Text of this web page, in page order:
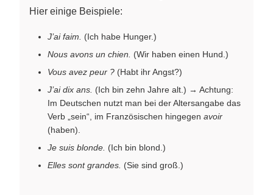
Hier einige Beispiele:
J’ai faim.
(Ich habe Hunger.)
Nous avons un chien.
(Wir haben einen Hund.)
Vous avez peur ? (Habt ihr Angst?)
J’ai dix ans. (Ich bin zehn Jahre alt.) → Achtung:
Im Deutschen nutzt man bei der Altersangabe das
Verb „sein“, im Französischen hingegen avoir
(haben).
Je suis blonde. (Ich bin blond.)
Elles sont grandes. (Sie sind groß.)